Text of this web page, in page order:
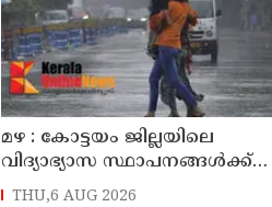
മഴ : കോട്ടയം ജില്ലയിലെ
വിദ്യാഭ്യാസ സ്ഥാപനങ്ങൾക്ക്
നാളെ അവധി
THU,6 AUG 2026